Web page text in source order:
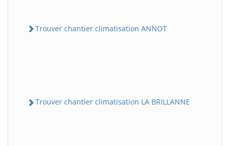
Trouver chantier climatisation ANNOT
Trouver chantier climatisation LA BRILLANNE